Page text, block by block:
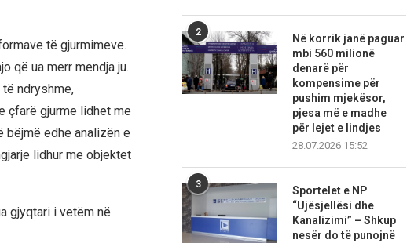
të gjurmimeve.
që ua merr mendja ju.
ndryshme,
çfarë gjurme lidhet me
bëjmë edhe analizën e
lidhur me objektet
gjyqtari i vetëm në
2
Në korrik janë paguar
mbi 560 milionë
denarë për
kompensime për
pushim mjekësor,
pjesa më e madhe
për lejet e lindjes
28.07.2026 15:52
3
Sportelet e NP
“Ujësjellësi dhe
Kanalizimi” – Shkup
nesër do të punojnë